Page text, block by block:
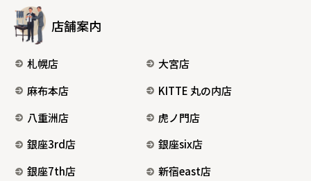
店舗案内
札幌店
大宮店
麻布本店
KITTE 丸の内店
八重洲店
虎ノ門店
銀座3rd店
銀座six店
銀座7th店
新宿east店